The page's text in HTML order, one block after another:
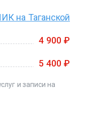
на Таганской
4 900 ₽
5 400 ₽
и записи на